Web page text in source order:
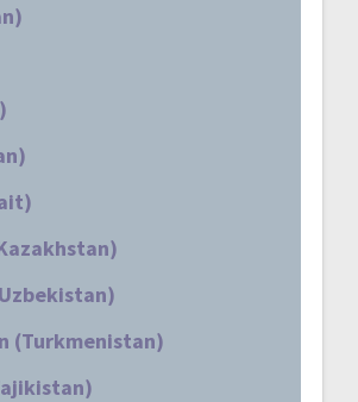
(Turkmenistan)